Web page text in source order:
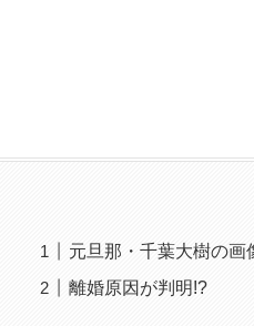
元旦那・千葉大樹の画
離婚原因が判明!?